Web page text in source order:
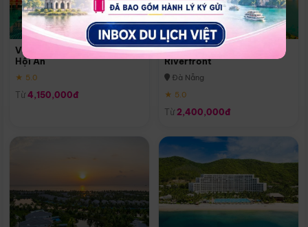
Vinpearl Resort & Golf Nam
Hội An
★ 5.0
Từ 4,150,000đ
Melia Vinpearl Danang
Riverfront
Đà Nẵng
★ 5.0
Từ 2,400,000đ